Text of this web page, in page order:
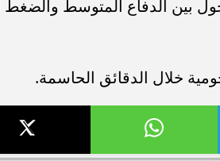
بين الدفاع المتوسط والضغط
خلال الدقائق الحاسمة.